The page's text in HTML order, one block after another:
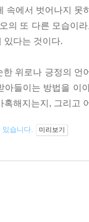
속에서 벗어나지
의 또 다른 모습이
있다는 것이다.
한 위로나 긍정의
아들이는 방법을 이
혹해지는지, 그리고
있습니다. 미리보기